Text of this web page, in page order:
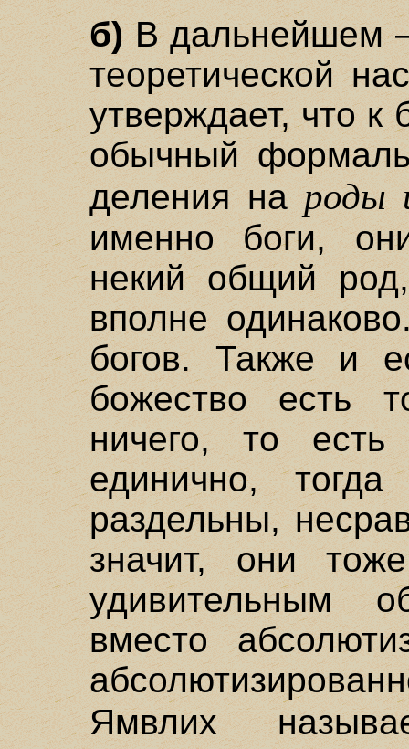
б)В дальнейшем
теоретической
утверждает, что к
обычный
деления народы
именно боги,
некий общий
вполне
богов. Также и
божество есть
ничего, то
единично,
раздельны,
значит, они
удивительным
вместо
Ямвлих